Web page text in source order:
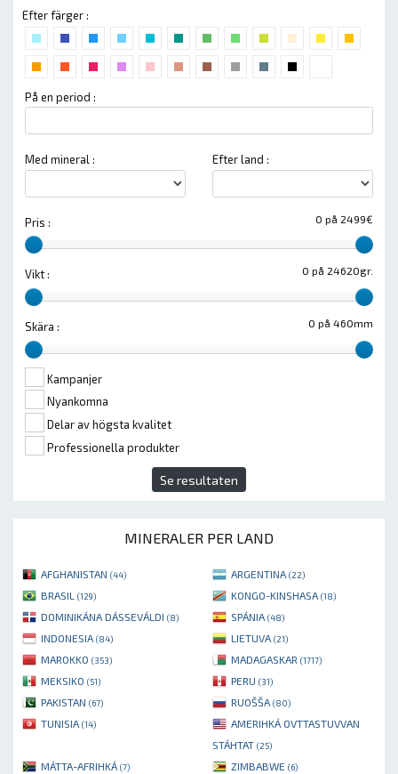
Efter färger :
På en period :
Med mineral : Efter land :
0 på 2499€
Pris :
0 på 24620gr.
Vikt :
0 på 460mm
Skära :
Kampanjer
Nyankomna
Delar av högsta kvalitet
Professionella produkter
Se resultaten
MINERALER PER LAND
AFGHANISTAN (44) ARGENTINA (22)
BRASIL (129) KONGO-KINSHASA (18)
DOMINIKÁNA DÁSSEVÁLDI (8) SPÁNIA (48)
INDONESIA (84) LIETUVA (21)
MAROKKO (353) MADAGASKAR (1717)
MEKSIKO (51) PERU (31)
PAKISTAN (67) RUOŠŠA (80)
TUNISIA (14)
AMERIHKÁ OVTTASTUVVAN
STÁHTAT (25)
MÁTTA-AFRIHKÁ (7) ZIMBABWE (6)